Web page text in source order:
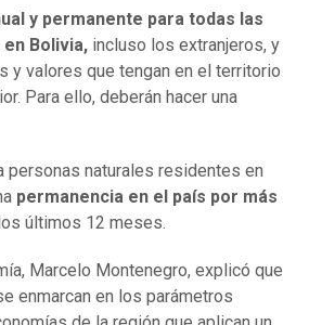
y permanente para todas las
Bolivia, incluso los extranjeros, y
y valores que tengan en el territorio
Para ello, deberán hacer una
personas naturales residentes en
permanencia en el país por más
últimos 12 meses.
Marcelo Montenegro, explicó que
enmarcan en los parámetros